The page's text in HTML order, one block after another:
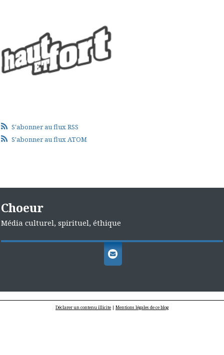
S'abonner au flux RSS
S'abonner au flux ATOM
Choeur
Média culturel, spirituel, éthique
Déclarer un contenu illicite | Mentions légales de ce blog